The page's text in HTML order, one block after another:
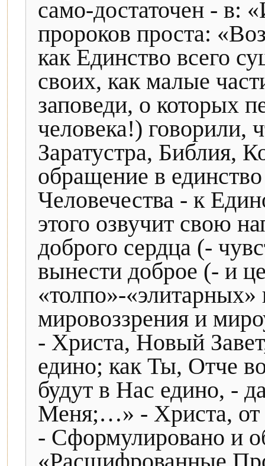
само-достаточен - в:
пророков проста:
как Единство всего
своих, как малые
заповеди, о которых
человека!) говорили,
Заратустра, Библия,
обращение в
Человечества - к
этого озвучит свою
доброго сердца (-
вынести доброе (- и
«толпо»-
мировоззрения и
- Христа, Новый
едино; как Ты, Отче
будут в Нас едино, -
Меня;…» - Христа, от
- Сформулировано и